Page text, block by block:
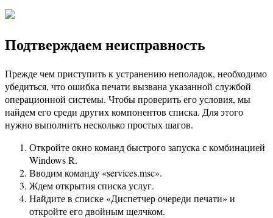
Подтверждаем неисправность
Прежде чем приступить к устранению неполадок, необходимо
убедиться, что ошибка печати вызвана указанной службой
операционной системы. Чтобы проверить его условия, мы
найдем его среди других компонентов списка. Для этого
нужно выполнить несколько простых шагов.
Откройте окно команд быстрого запуска с комбинацией
Windows R.
Вводим команду «services.msc».
Ждем открытия списка услуг.
Найдите в списке «Диспетчер очереди печати» и
откройте его двойным щелчком.